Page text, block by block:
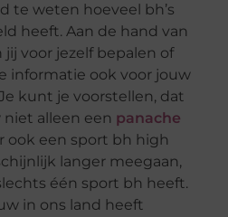
te weten hoeveel bh’s
heeft. Aan de hand van
voor jezelf bepalen of
informatie ook voor jouw
kunt je voorstellen, dat
alleen een panache
ook een sport bh high
langer meegaan,
één sport bh heeft.
in ons land heeft